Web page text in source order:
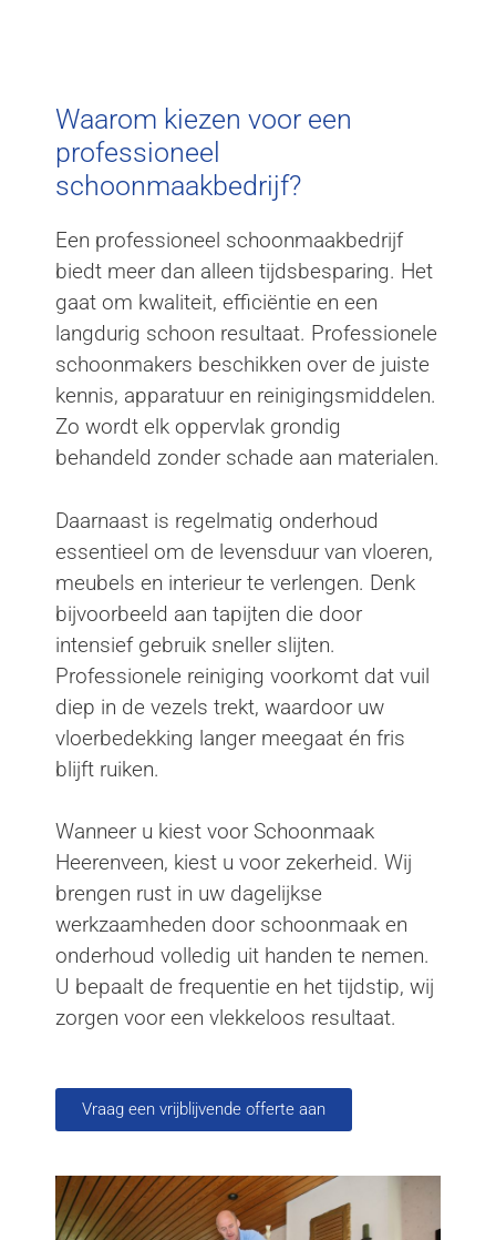
Waarom kiezen voor een
professioneel
schoonmaakbedrijf?
Een professioneel schoonmaakbedrijf
biedt meer dan alleen tijdsbesparing. Het
gaat om kwaliteit, efficiëntie en een
langdurig schoon resultaat. Professionele
schoonmakers beschikken over de juiste
kennis, apparatuur en reinigingsmiddelen.
Zo wordt elk oppervlak grondig
behandeld zonder schade aan materialen.
Daarnaast is regelmatig onderhoud
essentieel om de levensduur van vloeren,
meubels en interieur te verlengen. Denk
bijvoorbeeld aan tapijten die door
intensief gebruik sneller slijten.
Professionele reiniging voorkomt dat vuil
diep in de vezels trekt, waardoor uw
vloerbedekking langer meegaat én fris
blijft ruiken.
Wanneer u kiest voor Schoonmaak
Heerenveen, kiest u voor zekerheid. Wij
brengen rust in uw dagelijkse
werkzaamheden door schoonmaak en
onderhoud volledig uit handen te nemen.
U bepaalt de frequentie en het tijdstip, wij
zorgen voor een vlekkeloos resultaat.
Vraag een vrijblijvende offerte aan